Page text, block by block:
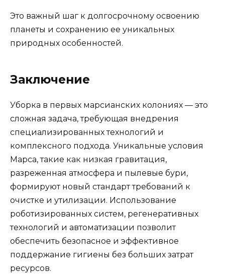
Это важный шаг к долгосрочному освоению
планеты и сохранению ее уникальных
природных особенностей.
Заключение
Уборка в первых марсианских колониях — это
сложная задача, требующая внедрения
специализированных технологий и
комплексного подхода. Уникальные условия
Марса, такие как низкая гравитация,
разреженная атмосфера и пылевые бури,
формируют новый стандарт требований к
очистке и утилизации. Использование
роботизированных систем, регенеративных
технологий и автоматизации позволит
обеспечить безопасное и эффективное
поддержание гигиены без больших затрат
ресурсов.